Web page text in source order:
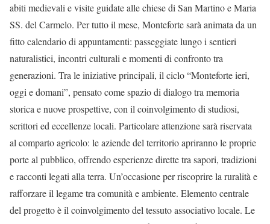
abiti medievali e visite guidate alle chiese di San Martino e Maria
SS. del Carmelo. Per tutto il mese, Monteforte sarà animata da un
fitto calendario di appuntamenti: passeggiate lungo i sentieri
naturalistici, incontri culturali e momenti di confronto tra
generazioni. Tra le iniziative principali, il ciclo “Monteforte ieri,
oggi e domani”, pensato come spazio di dialogo tra memoria
storica e nuove prospettive, con il coinvolgimento di studiosi,
scrittori ed eccellenze locali. Particolare attenzione sarà riservata
al comparto agricolo: le aziende del territorio apriranno le proprie
porte al pubblico, offrendo esperienze dirette tra sapori, tradizioni
e racconti legati alla terra. Un’occasione per riscoprire la ruralità e
rafforzare il legame tra comunità e ambiente. Elemento centrale
del progetto è il coinvolgimento del tessuto associativo locale. Le